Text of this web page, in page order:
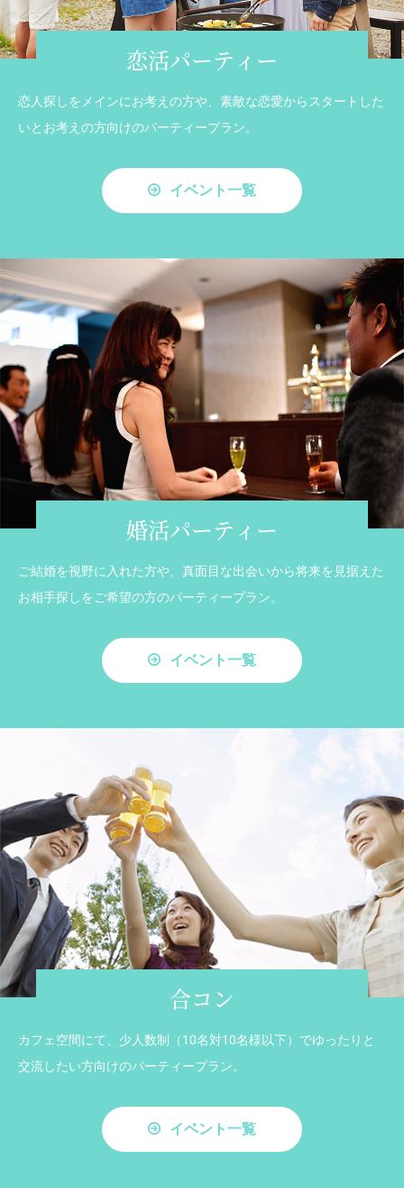
恋活パーティー
恋人探しをメインにお考えの方や、素敵な恋愛からスタートした
いとお考えの方向けのパーティープラン。
イベント一覧
婚活パーティー
ご結婚を視野に入れた方や、真面目な出会いから将来を見据えた
お相手探しをご希望の方のパーティープラン。
イベント一覧
合コン
カフェ空間にて、少人数制（10名対10名様以下）でゆったりと
交流したい方向けのパーティープラン。
イベント一覧